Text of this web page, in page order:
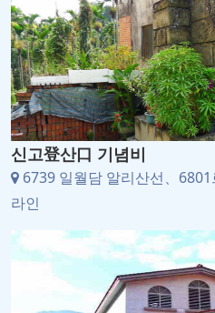
신고登산口 기념비
6739 일월담 알리산선、
라인